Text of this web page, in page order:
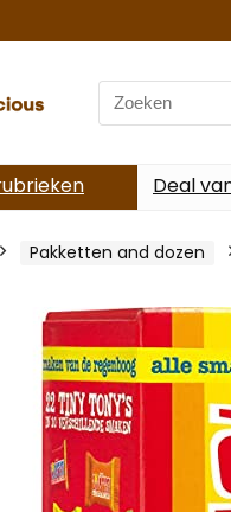
Search
for:
Deal
Pakketten and dozen